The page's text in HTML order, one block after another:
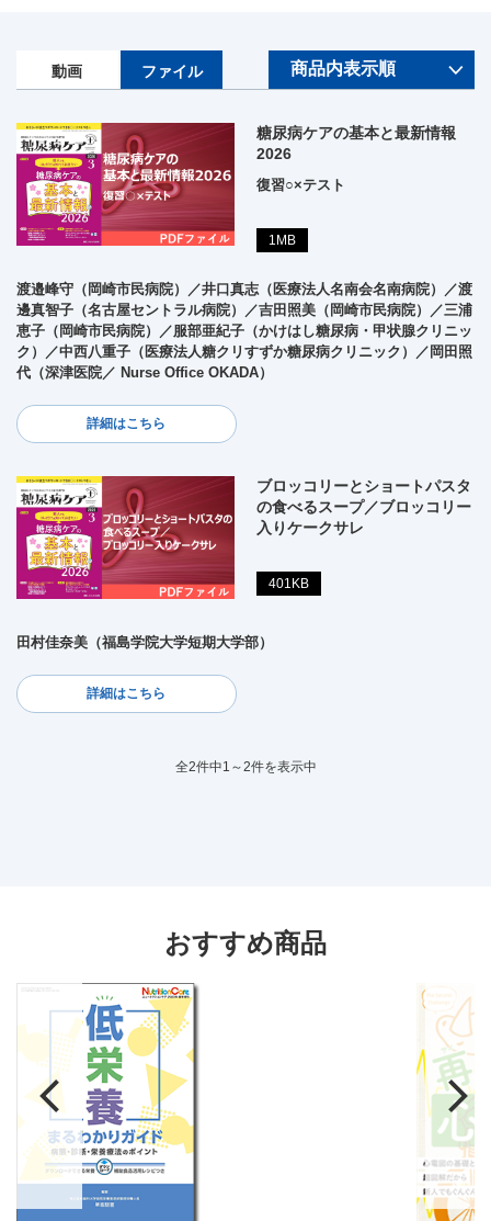
動画 ファイル
糖尿病ケアの基本と最新情報
2026
復習○×テスト
1MB
渡邉峰守（岡崎市民病院）／井口真志（医療法人名南会名南病院）／渡
邊真智子（名古屋セントラル病院）／吉田照美（岡崎市民病院）／三浦
恵子（岡崎市民病院）／服部亜紀子（かけはし糖尿病・甲状腺クリニッ
ク）／中西八重子（医療法人糖クリすずか糖尿病クリニック）／岡田照
代（深津医院／ Nurse Office OKADA）
詳細はこちら
ブロッコリーとショートパスタ
の食べるスープ／ブロッコリー
入りケークサレ
401KB
田村佳奈美（福島学院大学短期大学部）
詳細はこちら
全2件中1～2件を表示中
おすすめ商品